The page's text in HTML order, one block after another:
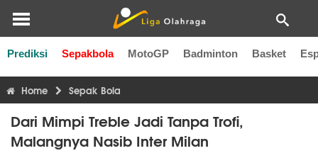
Prediksi Sepakbola MotoGP Badminton Basket
Liga Inggris Liga Italia Liga Spanyol Liga Perancis
Home Sepak Bola
Dari Mimpi Treble Jadi Tanpa Trofi,
Malangnya Nasib Inter Milan